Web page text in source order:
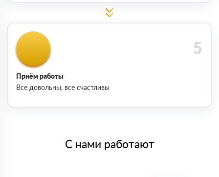
Приём работы
Все довольны, все счастливы
С нами работают